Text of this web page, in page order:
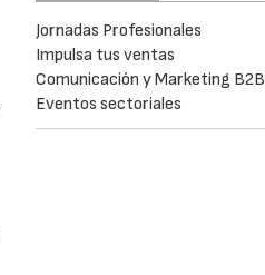
Jornadas Profesionales
Impulsa tus ventas
Comunicación y Marketing B2B
Eventos sectoriales